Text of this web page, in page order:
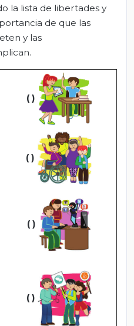
la lista de libertades y
de que las
y las
( )
( )
( )
( )